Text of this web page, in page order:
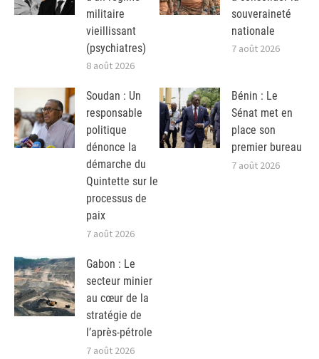
militaire
vieillissant
(psychiatres)
8 août 2026
souveraineté
nationale
7 août 2026
Soudan : Un
responsable
politique
dénonce la
démarche du
Quintette sur le
processus de
paix
7 août 2026
Bénin : Le
Sénat met en
place son
premier bureau
7 août 2026
Gabon : Le
secteur minier
au cœur de la
stratégie de
l’après-pétrole
7 août 2026